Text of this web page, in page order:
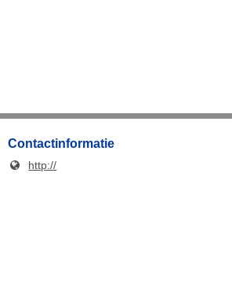
Contactinformatie
http://